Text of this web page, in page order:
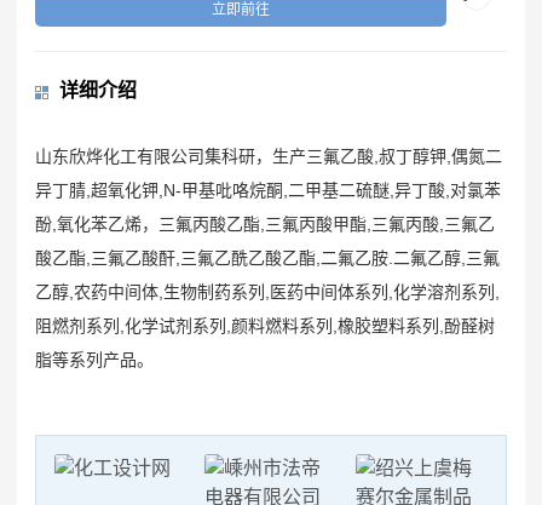
立即前往
详细介绍
山东欣烨化工有限公司集科研，生产三氟乙酸,叔丁醇钾,偶氮二
异丁腈,超氧化钾,N-甲基吡咯烷酮,二甲基二硫醚,异丁酸,对氯苯
酚,氧化苯乙烯，三氟丙酸乙酯,三氟丙酸甲酯,三氟丙酸,三氟乙
酸乙酯,三氟乙酸酐,三氟乙酰乙酸乙酯,二氟乙胺.二氟乙醇,三氟
乙醇,农药中间体,生物制药系列,医药中间体系列,化学溶剂系列,
阻燃剂系列,化学试剂系列,颜料燃料系列,橡胶塑料系列,酚醛树
脂等系列产品。